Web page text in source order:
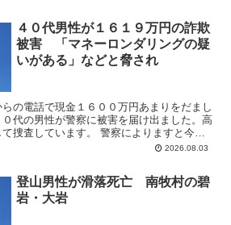
４０代男性が１６１９万円の詐欺
被害 「マネーロンダリングの疑
いがある」などと脅され
の電話で現金１６００万円あまりをだまし
代の男性が警察に被害を届け出ました。高
捜査しています。 警察によりますと今年
関の職員や福岡地方検察庁の検察官...2026.08.03
登山男性が滑落死亡 南牧村の碧
岩・大岩